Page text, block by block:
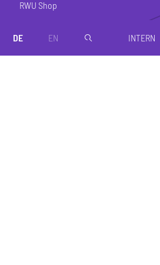
RWU Shop
DE EN magnifier INTERN